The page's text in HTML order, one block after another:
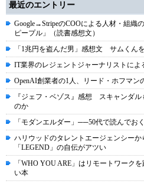
最近のエントリー
Google→StripeのCOOによる人材・組織
ピープル」（読書感想文）
「1兆円を盗んだ男」感想文 サムくん
IT業界のレジェントジャーナリストによ
OpenAI創業者の1人、リード・ホフマン
『ジェフ・ベゾス』感想 スキャンダ
のか
「モダンエルダー」──50代で読んでお
ハリウッドのタレントエージェンシー
「LEGEND」の自伝がアツい
「WHO YOU ARE」はリモートワーク
い本